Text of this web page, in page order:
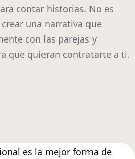
contar historias. No es
una narrativa que
con las parejas y
que quieran contratarte a ti.
es la mejor forma de